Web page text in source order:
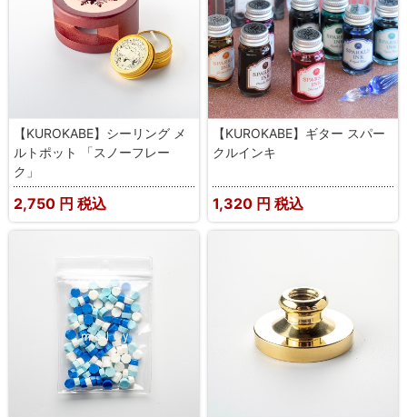
【KUROKABE】シーリング メ
ルトポット 「スノーフレー
ク」
2,750 円 税込
【KUROKABE】ギター スパー
クルインキ
1,320 円 税込